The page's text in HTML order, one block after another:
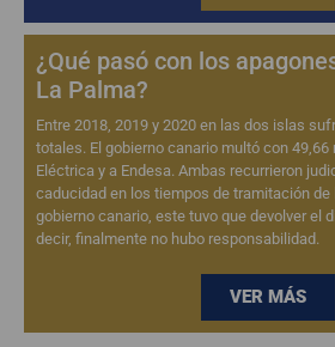
¿Qué pasó con los
La Palma?
Entre 2018, 2019 y 2020 en las dos islas
totales. El gobierno canario multó con 49,66
Eléctrica y a Endesa. Ambas recurrieron
caducidad en los tiempos de tramitación de
gobierno canario, este tuvo que devolver el
decir, finalmente no hubo responsabilidad.
VER MÁS